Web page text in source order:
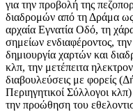
για την προβολή της
διαδρομών από τη Δράμα
αρχαία Εγνατία Οδό, τη
σημείων ενδιαφέροντος,
δημιουργία χαρτών και
κλπ, την μετέπειτα
διαβουλεύσεις με φορείς
Περιηγητικοί Σύλλογοι
την προώθηση του